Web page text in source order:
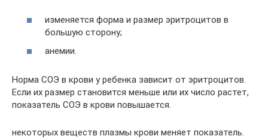
изменяется форма и размер эритроцитов в
большую сторону;
анемии.
Норма СОЭ в крови у ребенка зависит от эритроцитов.
Если их размер становится меньше или их число растет,
показатель СОЭ в крови повышается.
некоторых веществ плазмы крови меняет показатель.